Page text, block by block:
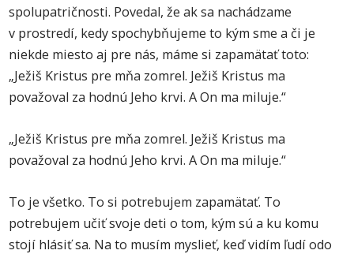
spolupatričnosti. Povedal, že ak sa nachádzame
v prostredí, kedy spochybňujeme to kým sme a či je
niekde miesto aj pre nás, máme si zapamätať toto:
„Ježiš Kristus pre mňa zomrel. Ježiš Kristus ma
považoval za hodnú Jeho krvi. A On ma miluje.“
„Ježiš Kristus pre mňa zomrel. Ježiš Kristus ma
považoval za hodnú Jeho krvi. A On ma miluje.“
To je všetko. To si potrebujem zapamätať. To
potrebujem učiť svoje deti o tom, kým sú a ku komu
stojí hlásiť sa. Na to musím myslieť, keď vidím ľudí odo